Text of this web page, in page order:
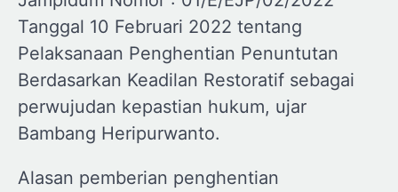
Tanggal 10 Februari 2022 tentang
Pelaksanaan Penghentian Penuntutan
Berdasarkan Keadilan Restoratif sebagai
perwujudan kepastian hukum, ujar
Bambang Heripurwanto.
Alasan pemberian penghentian